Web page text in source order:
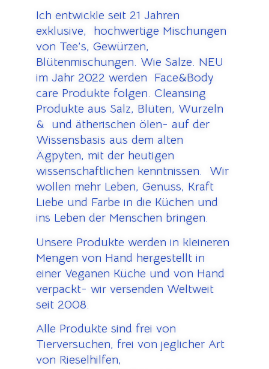
Ich entwickle seit 21 Jahren
exklusive, hochwertige Mischungen
von Tee’s, Gewürzen,
Blütenmischungen. Wie Salze. NEU
im Jahr 2022 werden Face&Body
care Produkte folgen. Cleansing
Produkte aus Salz, Blüten, Wurzeln
& und ätherischen ölen- auf der
Wissensbasis aus dem alten
Ägpyten, mit der heutigen
wissenschaftlichen kenntnissen. Wir
wollen mehr Leben, Genuss, Kraft
Liebe und Farbe in die Küchen und
ins Leben der Menschen bringen.
Unsere Produkte werden in kleineren
Mengen von Hand hergestellt in
einer Veganen Küche und von Hand
verpackt- wir versenden Weltweit
seit 2008.
Alle Produkte sind frei von
Tierversuchen, frei von jeglicher Art
von Rieselhilfen,